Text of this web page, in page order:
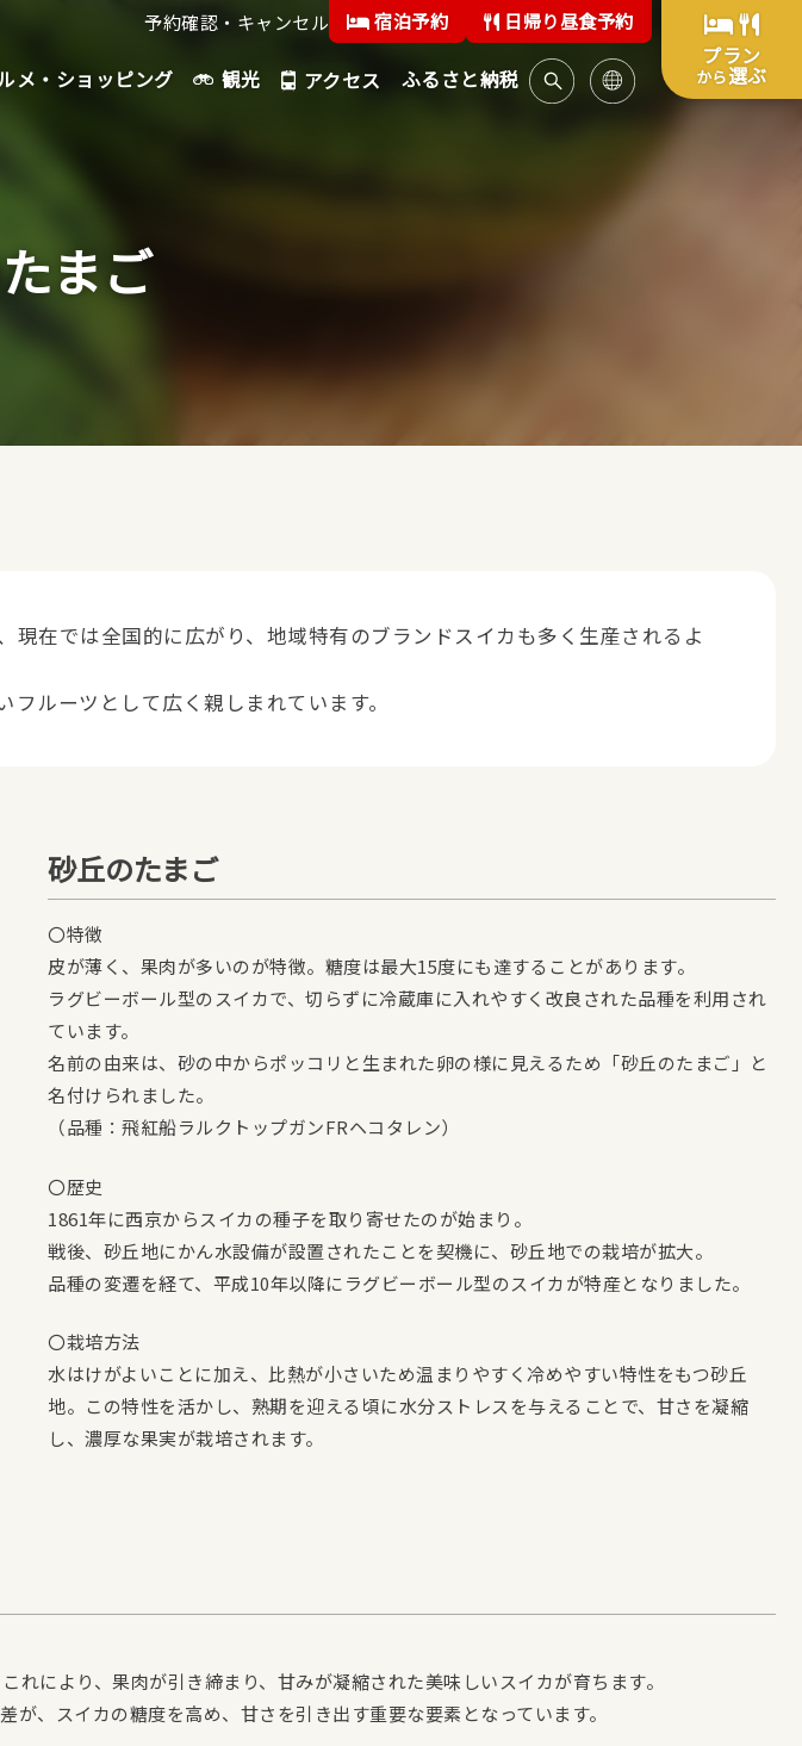
予約確認・キャンセル 宿泊予約 日帰り昼食予約
メ・ショッピング 観光 アクセス ふるさと納税
プラン
から選ぶ
まご
在では全国的に広がり、地域特有のブランドスイカも多く生産されるよ
ルーツとして広く親しまれています。
砂丘のたまご
〇特徴
皮が薄く、果肉が多いのが特徴。糖度は最大15度にも達することがあります。
ラグビーボール型のスイカで、切らずに冷蔵庫に入れやすく改良された品種を利用され
ています。
名前の由来は、砂の中からポッコリと生まれた卵の様に見えるため「砂丘のたまご」と
名付けられました。
（品種：飛紅船ラルクトップガンFRヘコタレン）
〇歴史
1861年に西京からスイカの種子を取り寄せたのが始まり。
戦後、砂丘地にかん水設備が設置されたことを契機に、砂丘地での栽培が拡大。
品種の変遷を経て、平成10年以降にラグビーボール型のスイカが特産となりました。
〇栽培方法
水はけがよいことに加え、比熱が小さいため温まりやすく冷めやすい特性をもつ砂丘
地。この特性を活かし、熟期を迎える頃に水分ストレスを与えることで、甘さを凝縮
し、濃厚な果実が栽培されます。
により、果肉が引き締まり、甘みが凝縮された美味しいスイカが育ちます。
、スイカの糖度を高め、甘さを引き出す重要な要素となっています。